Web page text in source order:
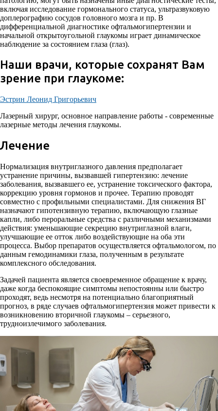
включая исследование гормонального статуса, ультразвуковую
доплерографию сосудов головного мозга и пр. В
дифференциальной диагностике офтальмогипертензии и
начальной открытоугольной глаукомы играет динамическое
наблюдение за состоянием глаза (глаз).
Наши врачи, которые сохранят Вам
зрение при глаукоме:
Эстрин Леонид Григорьевич
Лазерный хирург, основное направление работы - современные
лазерные методы лечения глаукомы.
Лечение
Нормализация внутриглазного давления предполагает
устранение причины, вызвавшей гипертензию: лечение
заболевания, вызвавшего ее, устранение токсического фактора,
коррекцию уровня гормонов и прочее. Терапию проводят
совместно с профильными специалистами. Для снижения ВГ
назначают гипотензивную терапию, включающую глазные
капли, либо пероральные средства с различными механизмами
действия: уменьшающие секрецию внутриглазной влаги,
улучшающие ее отток либо воздействующие на оба эти
процесса. Выбор препаратов осуществляется офтальмологом, по
данным гемодинамики глаза, полученным в результате
комплексного обследования.
Задачей пациента является своевременное обращение к врачу,
даже когда беспокоящие симптомы непостоянны или быстро
проходят, ведь несмотря на потенциально благоприятный
прогноз, в ряде случаев офтальмогипертензия может привести к
возникновению вторичной глаукомы – серьезного,
трудноизлечимого заболевания.